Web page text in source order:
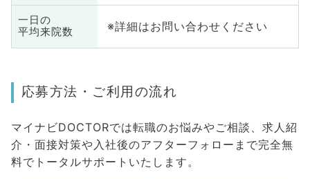
一日の
平均来院数
※詳細はお問い合わせください
応募方法・ご利用の流れ
マイナビDOCTORでは転職のお悩みやご相談、求人紹
介・面接対策や入社後のアフターフォローまで完全無
料でトータルサポートいたします。